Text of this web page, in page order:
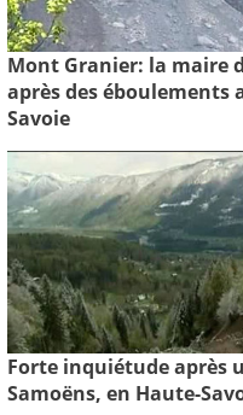
Mont Granier: la maire
après des éboulements
Savoie
Forte inquiétude après
Samoëns, en Haute-